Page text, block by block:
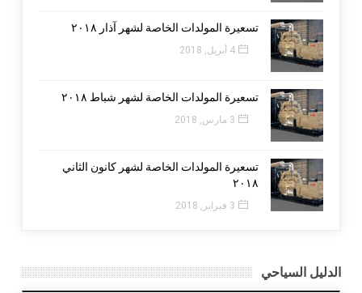
تسعيرة المولدات الخاصة لشهر آذار ٢٠١٨
4 أبريل, 2018
تسعيرة المولدات الخاصة لشهر شباط ٢٠١٨
3 مارس, 2018
تسعيرة المولدات الخاصة لشهر كانون الثاني
٢٠١٨
3 فبراير, 2018
الدليل السياحي